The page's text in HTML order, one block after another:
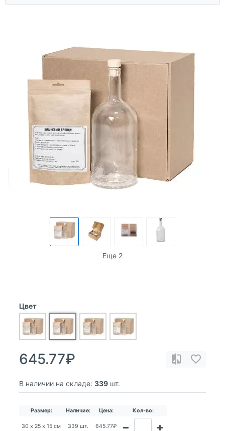
Еще 2
Цвет
645.77₽
В наличии на складе: 339 шт.
Размер: Наличие: Цена: Кол-во:
30 х 25 х 15 см 339 шт. 645.77₽